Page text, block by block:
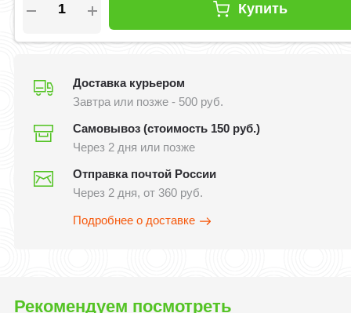
Купить
Доставка курьером
Завтра или позже - 500 руб.
Самовывоз (стоимость 150 руб.)
Через 2 дня или позже
Отправка почтой России
Через 2 дня, от 360 руб.
Подробнее о доставке
Рекомендуем посмотреть